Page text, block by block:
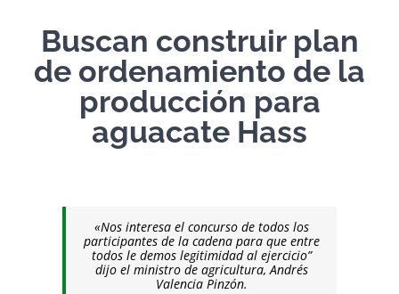
Buscan construir plan
de ordenamiento de la
producción para
aguacate Hass
«Nos interesa el concurso de todos los
participantes de la cadena para que entre
todos le demos legitimidad al ejercicio”
dijo el ministro de agricultura, Andrés
Valencia Pinzón.